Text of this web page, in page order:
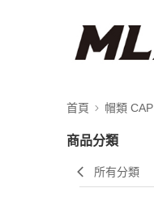
首頁 帽類 CAP
商品分類
所有分類